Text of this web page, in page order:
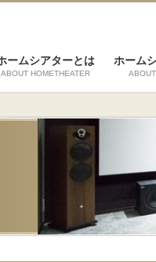
ームシアターとは
ABOUT HOMETHEATER
ホーム